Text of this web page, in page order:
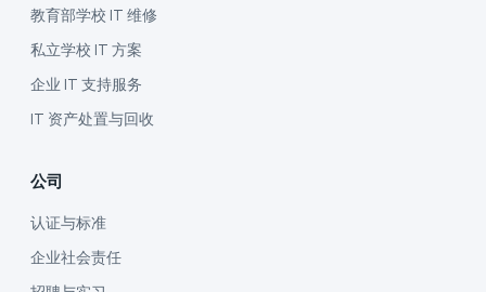
教育部学校 IT 维修
私立学校 IT 方案
企业 IT 支持服务
IT 资产处置与回收
公司
认证与标准
企业社会责任